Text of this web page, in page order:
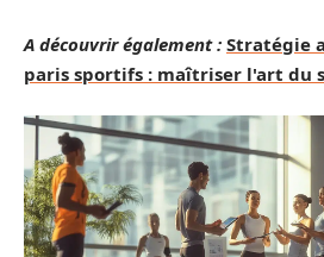
A découvrir également : Stratégie
paris sportifs : maîtriser l'art du